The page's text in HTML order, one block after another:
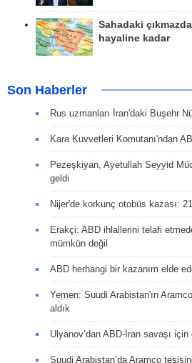
Sahadaki
hayaline kadar
Son Haberler
Rus uzmanları İran'daki Buşehr
Kara Kuvvetleri Komutanı'ndan
Pezeşkiyan, Ayetullah Seyyid
geldi
Nijer'de korkunç otobüs kazası:
Erakçi: ABD ihlallerini telafi
mümkün değil
ABD herhangi bir kazanım elde
Yemen: Suudi Arabistan'ın
aldık
Ulyanov’dan ABD-İran savaşı için
Suudi Arabistan’da Aramco